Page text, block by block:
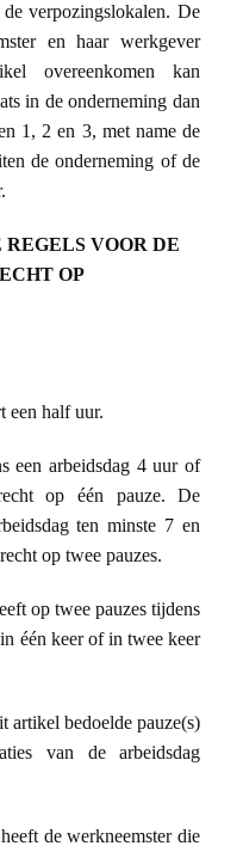
verpozingslokalen. De
en haar werkgever
overeenkomen kan
in de onderneming dan
1, 2 en 3, met name de
de onderneming of de
VOOR DE
OP
een half uur.
een arbeidsdag 4 uur of
op één pauze. De
ten minste 7 en
op twee pauzes.
op twee pauzes tijdens
één keer of in twee keer
artikel bedoelde pauze(s)
van de arbeidsdag
de werkneemster die